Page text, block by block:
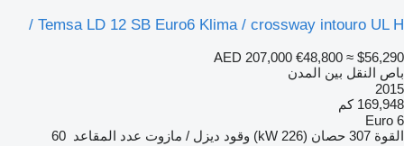
Temsa LD 12 SB Euro6 Klima / crossway intouro UL H /
AED 207,000 €48,800 ≈ $56,290
باص النقل بين المدن
2015
169,948 كم
Euro 6
القوة 307 حصان (226 kW) وقود ديزل / مازوت عدد المقاعد 60